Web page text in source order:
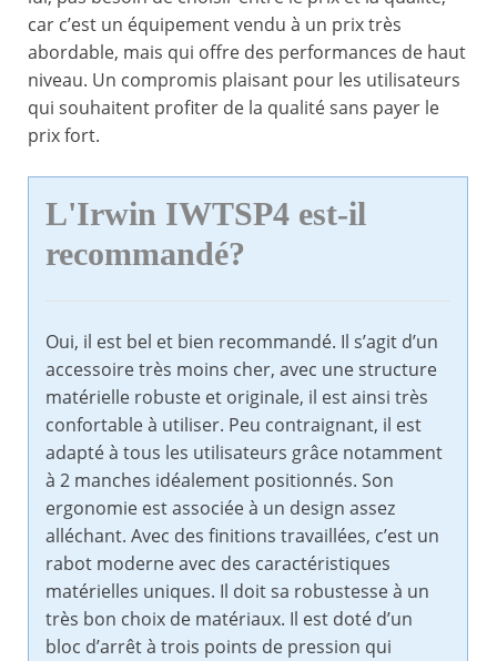
car c’est un équipement vendu à un prix très
abordable, mais qui offre des performances de haut
niveau. Un compromis plaisant pour les utilisateurs
qui souhaitent profiter de la qualité sans payer le
prix fort.
L'Irwin IWTSP4 est-il
recommandé?
Oui, il est bel et bien recommandé. Il s’agit d’un
accessoire très moins cher, avec une structure
matérielle robuste et originale, il est ainsi très
confortable à utiliser. Peu contraignant, il est
adapté à tous les utilisateurs grâce notamment
à 2 manches idéalement positionnés. Son
ergonomie est associée à un design assez
alléchant. Avec des finitions travaillées, c’est un
rabot moderne avec des caractéristiques
matérielles uniques. Il doit sa robustesse à un
très bon choix de matériaux. Il est doté d’un
bloc d’arrêt à trois points de pression qui